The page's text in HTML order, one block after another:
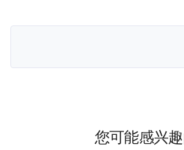
您可能感兴